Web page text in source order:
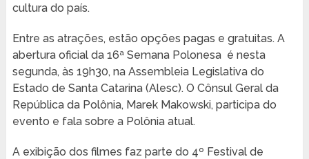
cultura do país.
Entre as atrações, estão opções pagas e gratuitas. A
abertura oficial da 16ª Semana Polonesa é nesta
segunda, às 19h30, na Assembleia Legislativa do
Estado de Santa Catarina (Alesc). O Cônsul Geral da
República da Polônia, Marek Makowski, participa do
evento e fala sobre a Polônia atual.
A exibição dos filmes faz parte do 4º Festival de